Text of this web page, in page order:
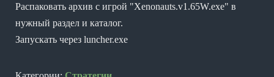
Распаковать архив с игрой "Xenonauts.v1.65W.exe" в
нужный раздел и каталог.
Запускать через luncher.exe